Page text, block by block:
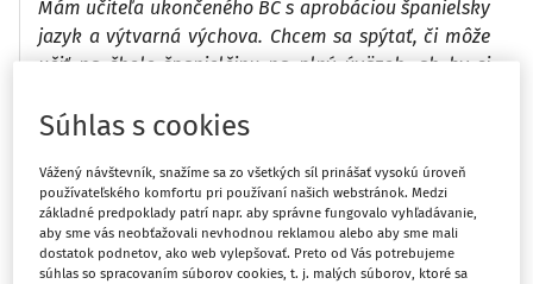
Mám učiteľa ukončeného BC s aprobáciou španielsky
jazyk a výtvarná výchova. Chcem sa spýtať, či môže
učiť na škole španielčinu na plný úväzok, ak by si
Mgr., tak môže učiť aj tak alebo len dva roky a aký
Podľa§ 11 ods. 1 písm. b) zákona č. 138/2019 Z. z.
vyžadovaným stupňom vzdelania je najmenej
vysokoškolské vzdelanie prvého stupňa, ak ide o
Súhlas s cookies
Vážený návštevník, snažíme sa zo všetkých síl prinášať vysokú úroveň
používateľského komfortu pri používaní našich webstránok. Medzi
základné predpoklady patrí napr. aby správne fungovalo vyhľadávanie,
aby sme vás neobťažovali nevhodnou reklamou alebo aby sme mali
dostatok podnetov, ako web vylepšovať. Preto od Vás potrebujeme
súhlas so spracovaním súborov cookies, t. j. malých súborov, ktoré sa